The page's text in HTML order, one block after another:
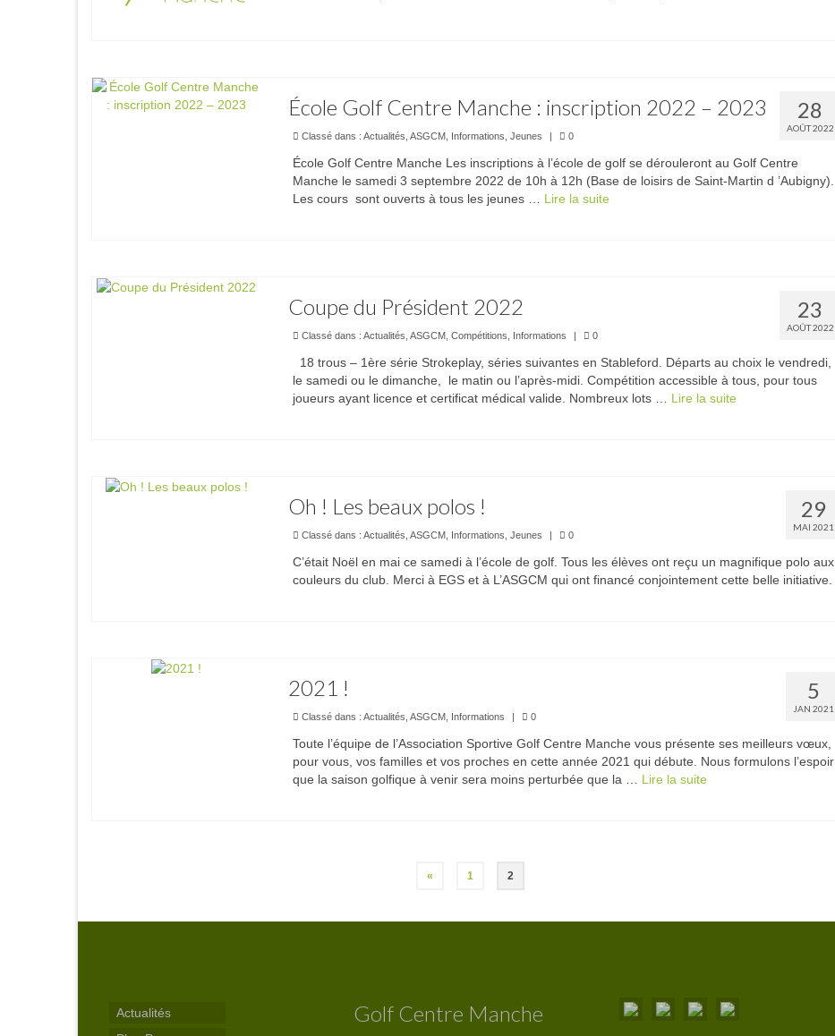
28
AOÛT 2022
École Golf Centre Manche : inscription 2022 – 2023
Classé dans : Actualités ASGCM, Informations Jeunes | 0
École Golf Centre Manche Les inscriptions à l’école de golf se dérouleront au Golf Centre
Manche le samedi 3 septembre 2022 de 10h à 12h (Base de loisirs de Saint-Martin d ’Aubigny).
Les cours sont ouverts à tous les jeunes … Lire la suite­­
23
AOÛT 2022
Coupe du Président 2022
Classé dans : Actualités ASGCM, Compétitions Informations | 0
18 trous – 1ère série Strokeplay, séries suivantes en Stableford. Départs au choix le vendredi,
le samedi ou le dimanche, le matin ou l’après-midi. Compétition accessible à tous, pour tous
joueurs ayant licence et certificat médical valide. Nombreux lots … Lire la suite­­
29
MAI 2021
Oh ! Les beaux polos !
Classé dans : Actualités ASGCM, Informations Jeunes | 0
C’était Noël en mai ce samedi à l’école de golf. Tous les élèves ont reçu un magnifique polo aux
couleurs du club. Merci à EGS et à L’ASGCM qui ont financé conjointement cette belle initiative.
5
JAN 2021
2021 !
Classé dans : Actualités ASGCM, Informations | 0
Toute l’équipe de l’Association Sportive Golf Centre Manche vous présente ses meilleurs vœux,
pour vous, vos familles et vos proches en cette année 2021 qui débute. Nous formulons l’espoir
que la saison golfique à venir sera moins perturbée que la … Lire la suite­­
« 1 2
Actualités
Golf Centre Manche